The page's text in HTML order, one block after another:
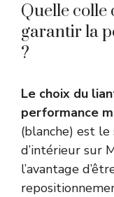
Quelle
garantir la
?
Le choix du
performance
(blanche) est
d’intérieur sur
l’avantage